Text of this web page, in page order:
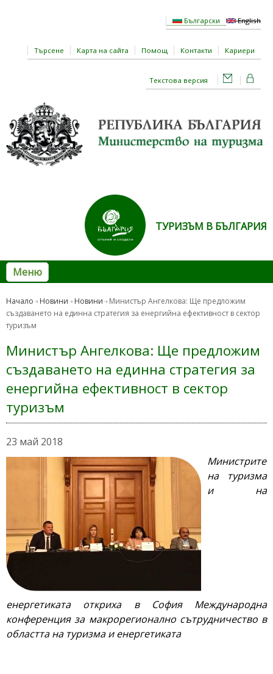
Български English
Търсене Карта на сайта Помощ Контакти Кариери
Текстова версия
ТУРИЗЪМ В БЪЛГАРИЯ
Меню
Начало Новини Новини
Министър Ангелкова: Ще предложим
създаването на единна стратегия за енергийна ефективност в сектор
туризъм
Министър Ангелкова: Ще предложим
създаването на единна стратегия за
енергийна ефективност в сектор
туризъм
23 май 2018
Министрите
на туризма
и на
енергетиката откриха в София Международна
конференция за макрорегионално сътрудничество в
областта на туризма и енергетиката